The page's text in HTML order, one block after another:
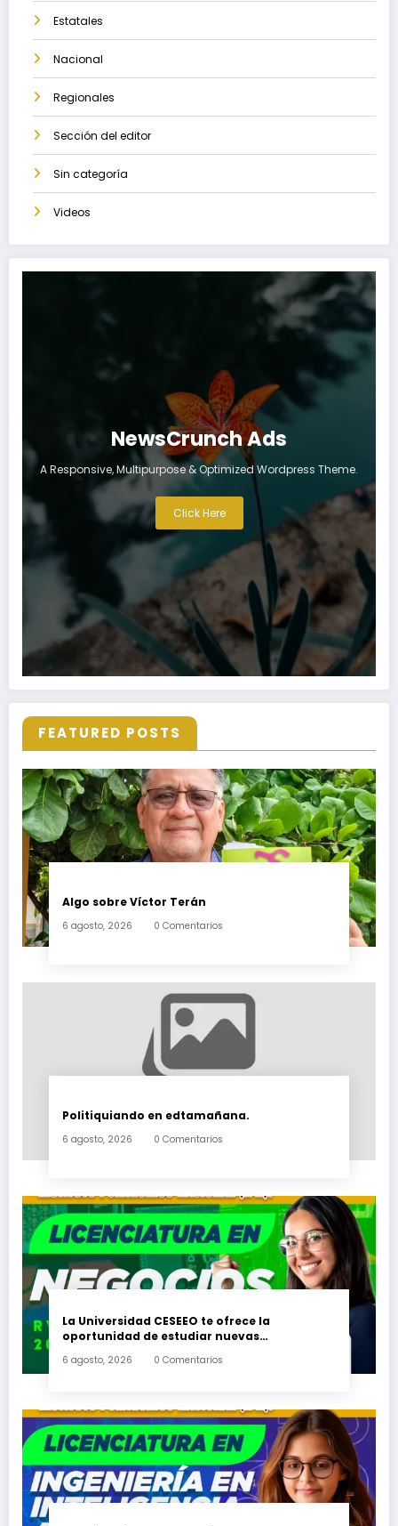
Estatales
Nacional
Regionales
Sección del editor
Sin categoría
Videos
NewsCrunch Ads
A Responsive, Multipurpose & Optimized Wordpress Theme.
Click Here
FEATURED POSTS
Algo sobre Víctor Terán
6 agosto, 2026 0 Comentarios
Politiquiando en edtamañana.
6 agosto, 2026 0 Comentarios
La Universidad CESEEO te ofrece la
oportunidad de estudiar nuevas
Escondido, Ixtepec y en la Matriz Juchitán.
6 agosto, 2026 0 Comentarios